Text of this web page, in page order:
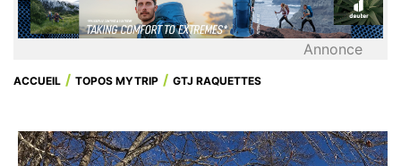
Annonce
ACCUEIL TOPOS MYTRIP GTJ RAQUETTES